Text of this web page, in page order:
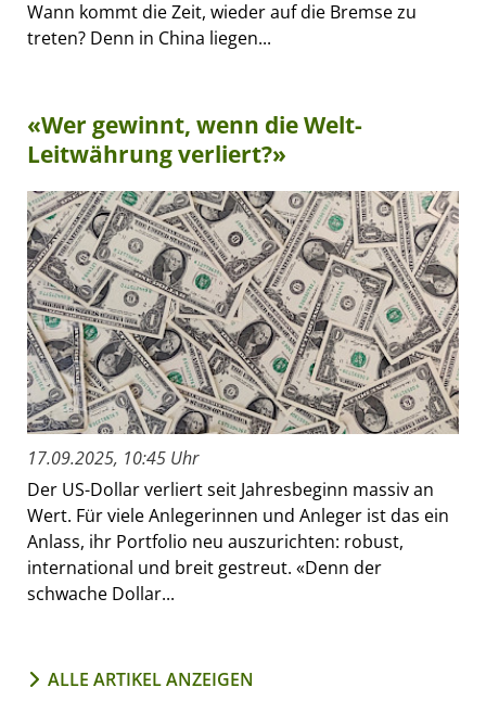
Wann kommt die Zeit, wieder auf die Bremse zu
treten? Denn in China liegen...
«Wer gewinnt, wenn die Welt-
Leitwährung verliert?»
17.09.2025, 10:45 Uhr
Der US-Dollar verliert seit Jahresbeginn massiv an
Wert. Für viele Anlegerinnen und Anleger ist das ein
Anlass, ihr Portfolio neu auszurichten: robust,
international und breit gestreut. «Denn der
schwache Dollar...
ALLE ARTIKEL ANZEIGEN